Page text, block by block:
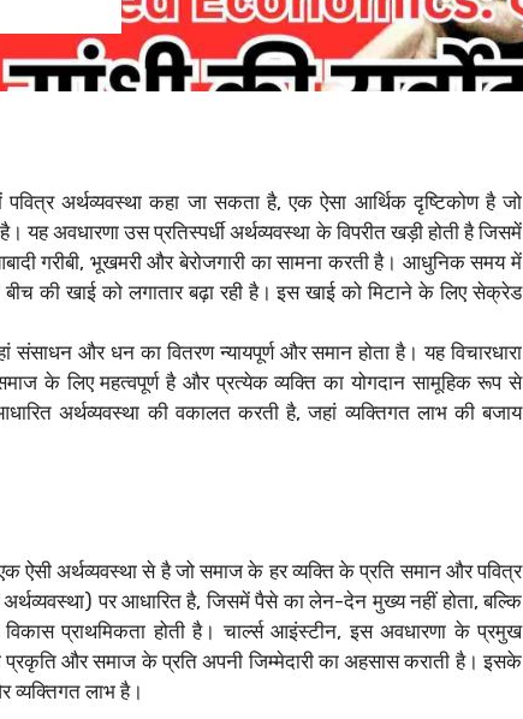
अर्थव्यवस्था कहा जा सकता है, एक ऐसा आर्थिक दृष्टिकोण है जो
अवधारणा उस प्रतिस्पर्धी अर्थव्यवस्था के विपरीत खड़ी होती है जिसमें
गरीबी, भूखमरी और बेरोजगारी का सामना करती है। आधुनिक समय में
बीच की खाई को लगातार बढ़ा रही है। इस खाई को मिटाने के लिए सेक्रेड
और धन का वितरण न्यायपूर्ण और समान होता है। यह विचारधारा
के लिए महत्वपूर्ण है और प्रत्येक व्यक्ति का योगदान सामूहिक रूप से
अर्थव्यवस्था की वकालत करती है, जहां व्यक्तिगत लाभ की बजाय
ऐसी अर्थव्यवस्था से है जो समाज के हर व्यक्ति के प्रति समान और पवित्र
अर्थव्यवस्था) पर आधारित है, जिसमें पैसे का लेन-देन मुख्य नहीं होता, बल्कि
प्राथमिकता होती है। चार्ल्स आइंस्टीन, इस अवधारणा के प्रमुख
और समाज के प्रति अपनी जिम्मेदारी का अहसास कराती है। इसके
व्यक्तिगत लाभ है।